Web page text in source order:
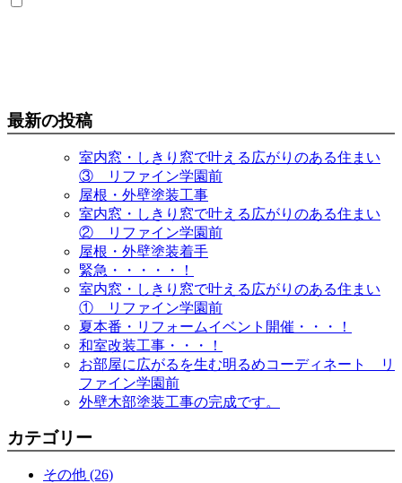
最新の投稿
室内窓・しきり窓で叶える広がりのある住まい
③ リファイン学園前
屋根・外壁塗装工事
室内窓・しきり窓で叶える広がりのある住まい
② リファイン学園前
屋根・外壁塗装着手
緊急・・・・・！
室内窓・しきり窓で叶える広がりのある住まい
① リファイン学園前
夏本番・リフォームイベント開催・・・！
和室改装工事・・・！
お部屋に広がるを生む明るめコーディネート リ
ファイン学園前
外壁木部塗装工事の完成です。
カテゴリー
その他 (26)